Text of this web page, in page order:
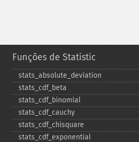
Funções de Statistic
stats_​absolute_​deviation
stats_​cdf_​beta
stats_​cdf_​binomial
stats_​cdf_​cauchy
stats_​cdf_​chisquare
stats_​cdf_​exponential